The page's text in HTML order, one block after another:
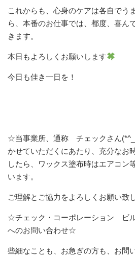
これからも、心身のケアは各自でう
ら、本番のお仕事では、都度、喜ん
きます。
本日もよろしくお願いします
今日も佳き一日を！
☆当事業所、通称 チェックさん
かせていただくにあたり、充分なお
したら、ワックス塗布時はエアコン
います。
ご理解とご協力をよろしくお願い致
☆チェック・コーポレーション ビ
へのお問い合わせ☆
些細なことも、お急ぎの方も、お問